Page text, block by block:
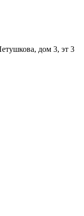
дом 3, эт 3